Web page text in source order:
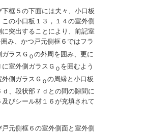
框５の下面には夫々、小口板
の小口板１３，１４の室外側
突出することにより、前記室
み、かつ戸元側框６ではフラ
ラスＧ Ｏの外周を囲み、更に
室外側ガラスＧ Ｏ を囲むよう
側ガラスＧ Ｏの周縁と小口板
、段状部７ｄとの間の隙間に
びシール材１６が充填されて
元側框６の室外側面と室外側